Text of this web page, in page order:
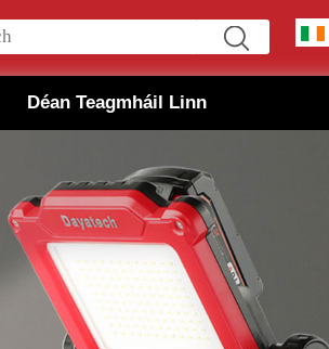
Déan Teagmháil Linn